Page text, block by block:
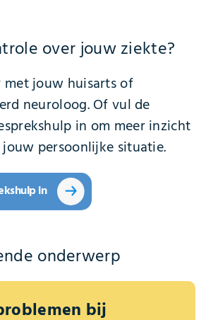
over jouw ziekte?
met jouw huisarts of
neuroloog. Of vul de
in om meer inzicht
persoonlijke situatie.
in
onderwerp
bij